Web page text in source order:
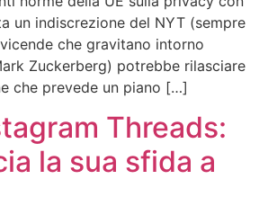
un indiscrezione del NYT (sempre
che gravitano intorno
Zuckerberg) potrebbe rilasciare
che prevede un piano […]
Threads:
la sua sfida a